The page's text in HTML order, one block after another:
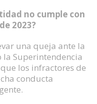
no cumple con
2023?
una queja ante la
la Superintendencia
los infractores de
conducta